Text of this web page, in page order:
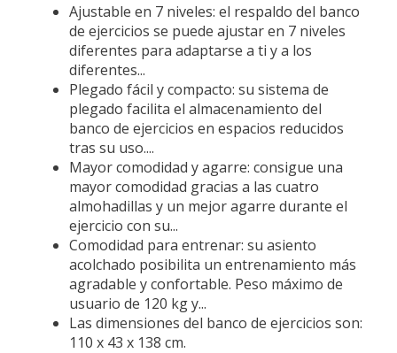
Ajustable en 7 niveles: el respaldo del banco
de ejercicios se puede ajustar en 7 niveles
diferentes para adaptarse a ti y a los
diferentes...
Plegado fácil y compacto: su sistema de
plegado facilita el almacenamiento del
banco de ejercicios en espacios reducidos
tras su uso....
Mayor comodidad y agarre: consigue una
mayor comodidad gracias a las cuatro
almohadillas y un mejor agarre durante el
ejercicio con su...
Comodidad para entrenar: su asiento
acolchado posibilita un entrenamiento más
agradable y confortable. Peso máximo de
usuario de 120 kg y...
Las dimensiones del banco de ejercicios son:
110 x 43 x 138 cm.